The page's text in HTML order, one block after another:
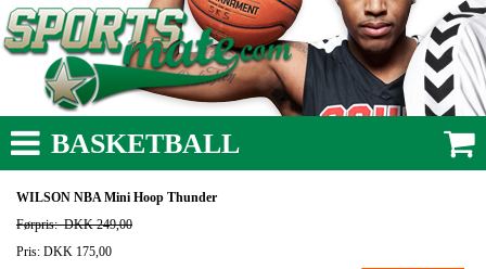
BASKETBALL
WILSON NBA Mini Hoop Thunder
Førpris:DKK 249,00
Pris: DKK 175,00